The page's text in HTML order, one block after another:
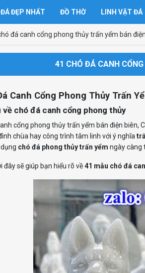
ĐẸP NHẤT ĐỒ THỜ LINH VẬT ĐÁ
đá canh cổng phong thủy trấn yểm bán
41 CHÓ ĐÁ CANH
Canh Cổng Phong Thủy Trấn
về chó đá canh cổng phong thủy
cổng phong thủy trấn yểm bán điện biên,
chùa hay công trình tâm linh với ý nghĩa
chó đá phong thủy trấn yểm ngày càng
đây sẽ giúp bạn hiểu rõ về41 mẫu chó đá